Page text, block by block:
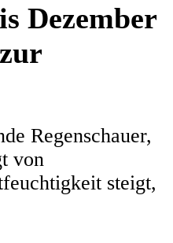
Dezember
Regenschauer,
von
steigt,